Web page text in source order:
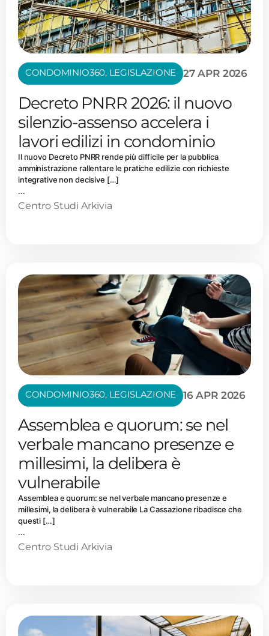
CONDOMINIO360, LEGISLAZIONE 27 APR 2026
Decreto PNRR 2026: il nuovo
silenzio-assenso accelera i
lavori edilizi in condominio
Il nuovo Decreto PNRR rende più difficile per la pubblica
amministrazione rallentare le pratiche edilizie con richieste
integrative non decisive […]
...
Centro Studi Arkivia
CONDOMINIO360, LEGISLAZIONE 16 APR 2026
Assemblea e quorum: se nel
verbale mancano presenze e
millesimi, la delibera è
vulnerabile
Assemblea e quorum: se nel verbale mancano presenze e
millesimi, la delibera è vulnerabile La Cassazione ribadisce che
questi […]
...
Centro Studi Arkivia